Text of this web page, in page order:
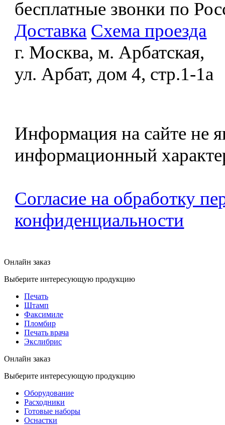
бесплатные звонки по
Доставка Схема проезда
г. Москва, м. Арбатская,
ул. Арбат, дом 4, стр.1-1а
Информация на сайте не
информационный
Согласие на обработку
конфиденциальности
Онлайн заказ
Выберите интересующую продукцию
Печать
Штамп
Факсимиле
Пломбир
Печать врача
Экслибрис
Онлайн заказ
Выберите интересующую продукцию
Оборудование
Расходники
Готовые наборы
Оснастки